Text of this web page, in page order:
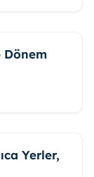
Dönem
Yerler,